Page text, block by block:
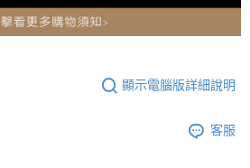
顯示電腦版詳細說明
客服